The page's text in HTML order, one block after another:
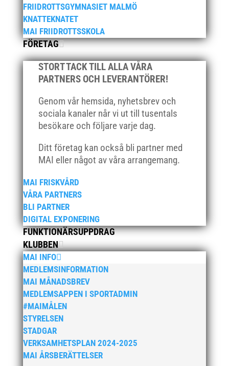
FRIIDROTTSGYMNASIET MALMÖ
KNATTEKNATET
MAI FRIIDROTTSSKOLA
FÖRETAG
STORT TACK TILL ALLA VÅRA
PARTNERS OCH LEVERANTÖRER!
Genom vår hemsida, nyhetsbrev och
sociala kanaler når vi ut till tusentals
besökare och följare varje dag.
Ditt företag kan också bli partner med
MAI eller något av våra arrangemang.
MAI FRISKVÅRD
VÅRA PARTNERS
BLI PARTNER
DIGITAL EXPONERING
FUNKTIONÄRSUPPDRAG
KLUBBEN
MAI INFO
MEDLEMSINFORMATION
MAI MÅNADSBREV
MEDLEMSAPPEN I SPORTADMIN
#MAIMÅLEN
STYRELSEN
STADGAR
VERKSAMHETSPLAN 2024-2025
MAI ÅRSBERÄTTELSER
februari 2021
december 2020
november 2020
oktober 2020
september 2020
augusti 2020
juni 2020
april 2020
mars 2020
februari 2020
januari 2020
november 2019
oktober 2019
september 2019
augusti 2019
juli 2019
juni 2019
maj 2019
april 2019
mars 2019
februari 2019
januari 2019
december 2018
november 2018